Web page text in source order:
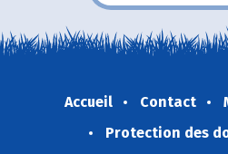
Accueil Contact
Protection des